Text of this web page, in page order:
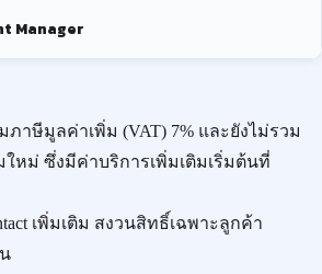
Manager
าษีมูลค่าเพิ่ม (VAT) 7% และยังไม่รวม
ใหม่ ซึ่งมีค่าบริการเพิ่มเติมเริ่มต้นที่
เพิ่มเติม สงวนสิทธิ์เฉพาะลูกค้า